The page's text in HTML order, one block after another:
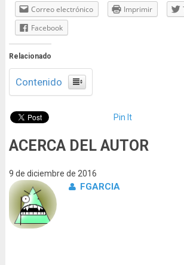
Correo electrónico Imprimir
Facebook
Relacionado
Contenido
Pin It
ACERCA DEL AUTOR
9 de diciembre de 2016
FGARCIA